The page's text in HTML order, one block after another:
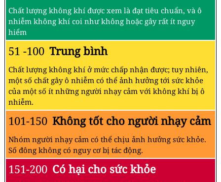
Chất lượng không khí được xem là đạt tiêu chuẩn, và ô
nhiễm không khí coi như không hoặc gây rất ít nguy
hiểm
51 -100 Trung bình
Chất lượng không khí ở mức chấp nhận được; tuy nhiên,
một số chất gây ô nhiễm có thể ảnh hưởng tới sức khỏe
của một số ít những người nhạy cảm với không khí bị ô
nhiễm.
101-150 Không tốt cho người nhạy cảm
Nhóm người nhạy cảm có thể chịu ảnh hưởng sức khỏe.
Số đông không có nguy cơ bị tác động.
151-200 Có hại cho sức khỏe